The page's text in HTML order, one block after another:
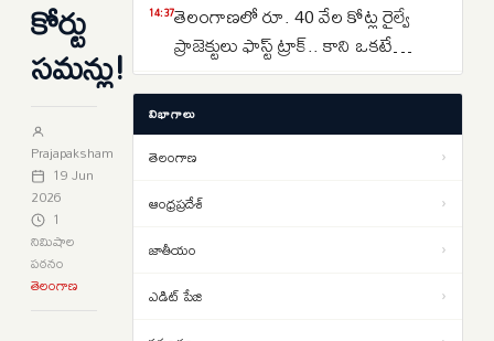
కోర్టు
సమన్లు!
Prajapaksham
19 Jun
2026
1
నిమిషాల
పఠనం
తెలంగాణ
14:37తెలంగాణలో రూ. 40 వేల కోట్ల రైల్వే
ప్రాజెక్టులు ఫాస్ట్ ట్రాక్.. కాని ఒకటే
సమస్య..అదేంటంటే..
13:58క్షుద్ర పూజలకు బలయ్యేదెవరు..
మూఢనమ్మకాల మధ్య వేడెక్కిన
తెలంగాణ రాజకీయాలు..
ఎస్టేట్ చూపు వరంగల్ హైవే వైపు…
చూస్తున్న మిడిల్ క్లాస్..
11:24Lok Sabha Director Death: రూ.70
లక్షల అప్పు.. లోక్‌సభ సచివాలయ
10:58
విభాగాలు
తెలంగాణ ›
ఆంధ్రప్రదేశ్ ›
జాతీయం ›
ఎడిట్ పేజి ›